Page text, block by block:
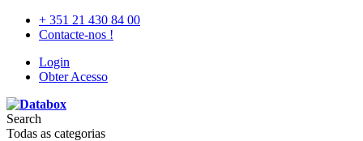
+ 351 21 430 84 00
Contacte-nos !
Login
Obter Acesso
Search
Todas as categorias